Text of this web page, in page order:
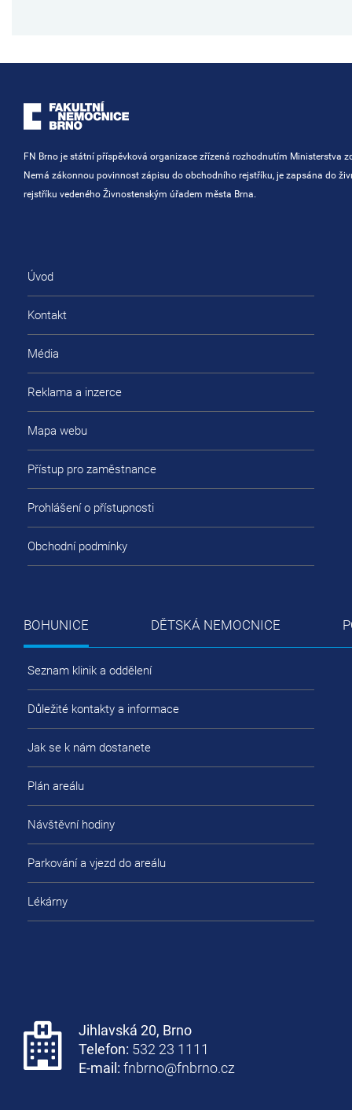
FN Brno je státní příspěvková organizace zřízená rozhodnutím Ministerstva
Nemá zákonnou povinnost zápisu do obchodního rejstříku, je zapsána do
rejstříku vedeného Živnostenským úřadem města Brna.
Úvod
Kontakt
Média
Reklama a inzerce
Mapa webu
Přístup pro zaměstnance
Prohlášení o přístupnosti
Obchodní podmínky
BOHUNICE DĚTSKÁ NEMOCNICE
Seznam klinik a oddělení
Důležité kontakty a informace
Jak se k nám dostanete
Plán areálu
Návštěvní hodiny
Parkování a vjezd do areálu
Lékárny
Jihlavská 20, Brno
Telefon: 532 23 1111
E-mail: fnbrno@fnbrno.cz